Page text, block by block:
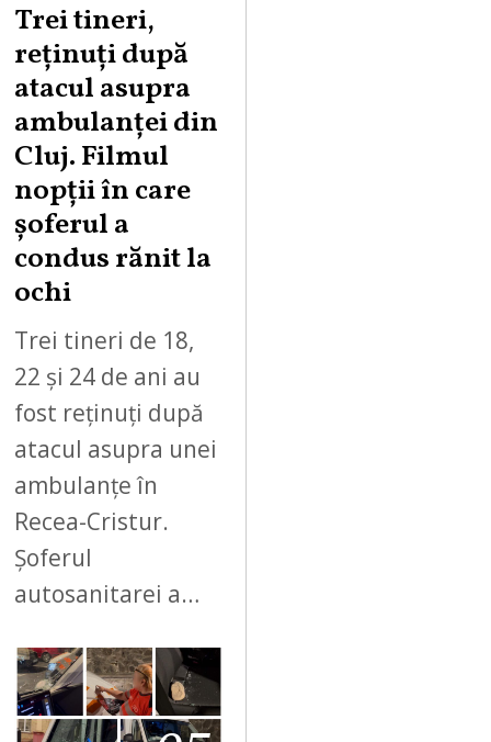
Trei tineri,
reținuți după
atacul asupra
ambulanței din
Cluj. Filmul
nopții în care
șoferul a
condus rănit la
ochi
Trei tineri de 18,
22 și 24 de ani au
fost reținuți după
atacul asupra unei
ambulanțe în
Recea-Cristur.
Șoferul
autosanitarei a…